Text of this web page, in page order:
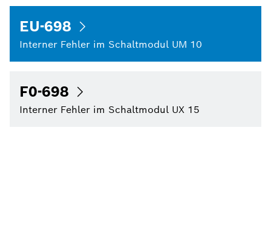
EU-698
Interner Fehler im Schaltmodul UM 10
F0-698
Interner Fehler im Schaltmodul UX 15